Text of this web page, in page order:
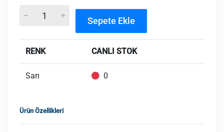
Sepete Ekle
RENK CANLI STOK
Sarı 0
Ürün Özellikleri